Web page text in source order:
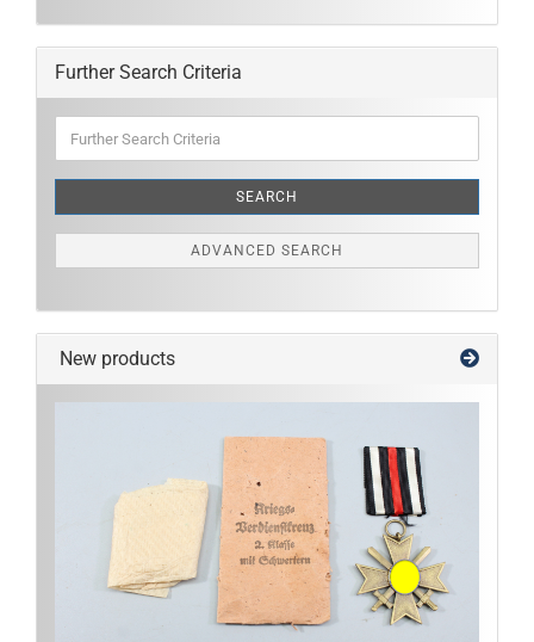
Further Search Criteria
Search
SEARCH
ADVANCED SEARCH
New products